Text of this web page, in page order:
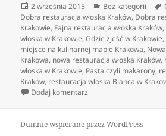
Data
publikacji
2 września 2015 Kategorie
Bez kategorii
Dobra restauracja włoska Kraków, Dobra
Krakowie, Fajna restauracja włoska Kraków,
włoska w Krakowie,Gdzie zjeść w Krakowie,
miejsce na kulinarnej mapie Krakowa,
Krakowa, nowa restauracja włoska Kraków,
włoska w Krakowie, Pasta czyli makarony,
Kraków, restauracja włoska Bianca w
Dodaj komentarz
Dumnie wspierane przez WordPress